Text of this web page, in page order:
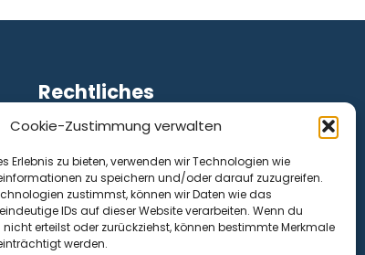
Cookie-Zustimmung verwalten
Erlebnis zu bieten, verwenden wir Technologien wie
zu speichern und/oder darauf zuzugreifen.
zustimmst, können wir Daten wie das
IDs auf dieser Website verarbeiten. Wenn du
erteilst oder zurückziehst, können bestimmte Merkmale
werden.
Rechtliches
Impressum
Cookie-Richtlinie (EU)